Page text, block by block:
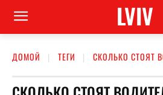
LVIV
ДОМОЙ ТЕГИ СКОЛЬКО СТОЯТ